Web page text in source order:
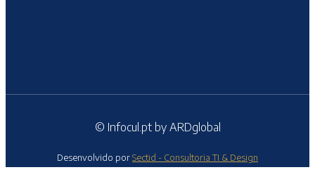
© Infocul.pt by ARDglobal
Desenvolvido porSectid - Consultoria TI & Design